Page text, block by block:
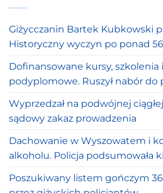
Giżycczanin Bartek Kubkowski
Historyczny wyczyn po ponad
Dofinansowane kursy, szkolenia
podyplomowe. Ruszył nabór do
Wyprzedzał na podwójnej
sądowy zakaz prowadzenia
Dachowanie w Wyszowatem i
alkoholu. Policja podsumowała
Poszukiwany listem gończym